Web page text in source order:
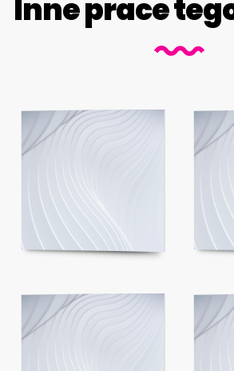
Inne prace